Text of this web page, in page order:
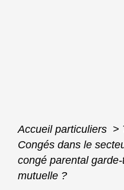
Accueil particuliers >
Congés dans le
congé parental
mutuelle ?